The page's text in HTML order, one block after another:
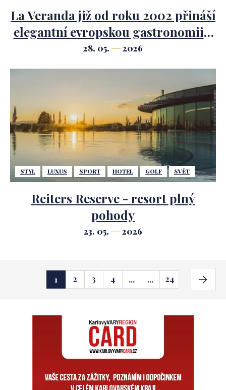
La Veranda již od roku 2002 přináší
elegantní evropskou gastronomii v
centru Prahy. Novou energii
kuchyni dává šéfkuchař Jiří Husák
28. 05. 2026
STYL LUXUS SPORT HOTEL GOLF SVĚT
Reiters Reserve - resort plný
pohody
23. 05. 2026
1 2 3 4 ... ... 24